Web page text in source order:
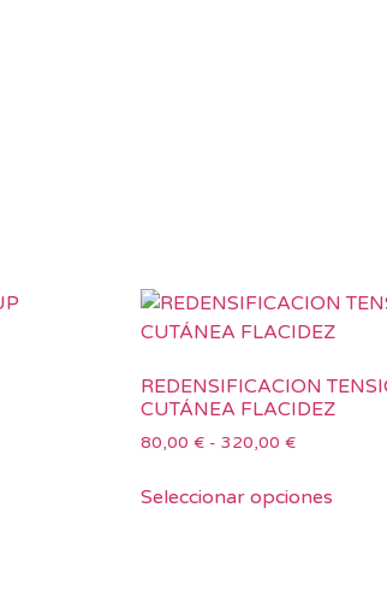
REDENSIFICACION
CUTÁNEA FLACIDEZ
80,00€ - 320,00€
Seleccionar opciones